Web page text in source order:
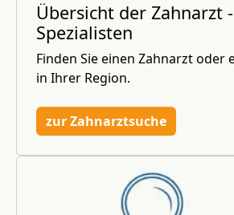
Übersicht der Zahnarzt -
Spezialisten
Finden Sie einen Zahnarzt oder
in Ihrer Region.
zur Zahnarztsuche